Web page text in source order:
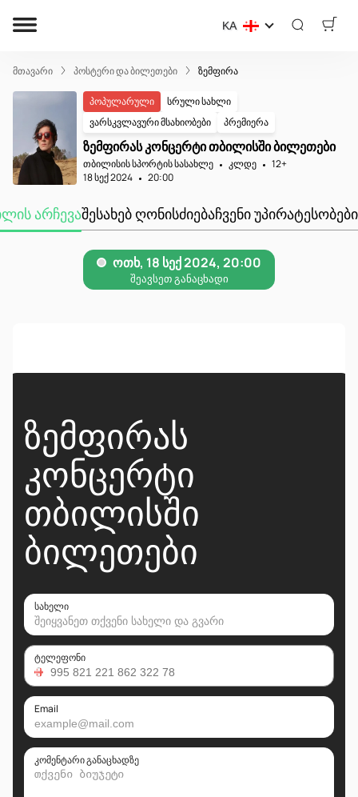
KA
მთავარი პოსტერი და ბილეთები ზემფირა
პოპულარული
სრული სახლი
ვარსკვლავური მსახიობები
პრემიერა
ზემფირას კონცერტი თბილისში ბილეთები
თბილისის სპორტის სასახლე კლდე
12+
18 სექ 2024
20:00
ᲐᲠᲩᲔᲕᲐᲨᲔᲡᲐᲮᲔᲑ ᲦᲝᲜᲘᲡᲫᲘᲔᲑᲐᲩᲕᲔᲜᲘ ᲣᲞᲘᲠᲐᲢᲔᲡᲝᲑᲔᲑᲘ
ᲖᲔᲛᲤᲘᲠᲐᲡ
ᲙᲝᲜᲪᲔᲠᲢᲘ
ᲗᲑᲘᲚᲘᲡᲨᲘ
ᲑᲘᲚᲔᲗᲔᲑᲘ
სახელი
ტელეფონი
Email
კომენტარი განაცხადზე